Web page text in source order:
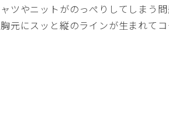
ャツやニットがのっぺりしてしまう問
胸元にスッと縦のラインが生まれて